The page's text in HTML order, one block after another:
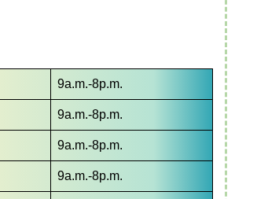
9a.m.-8p.m.
9a.m.-8p.m.
9a.m.-8p.m.
9a.m.-8p.m.